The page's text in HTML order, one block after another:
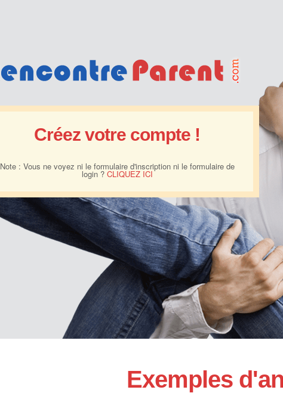
Créez votre compte !
Note : Vous ne voyez ni le formulaire d'inscription ni le formulaire de
login ? CLIQUEZ ICI
Exemples